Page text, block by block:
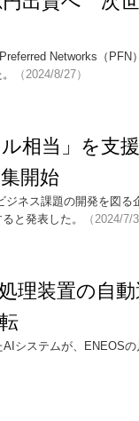
Networks（PFN
（2024/8/27）
相当」を支
開始
ネス課題の開発を図る
と発表した。
（2024/7/
理装置の自
システムが、ENEOS